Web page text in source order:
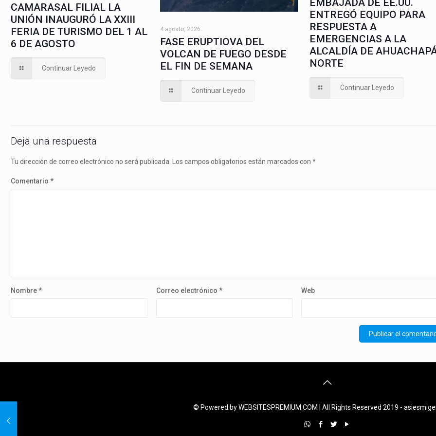
CAMARASAL FILIAL LA
UNIÓN INAUGURÓ LA XXIII
FERIA DE TURISMO DEL 1 AL
6 DE AGOSTO
Continuar Leyedo
4 agosto, 2026
FASE ERUPTIOVA DEL
VOLCAN DE FUEGO DESDE
EL FIN DE SEMANA
Continuar Leyedo
ENTREGÓ EQUIPO PARA
RESPUESTA A
EMERGENCIAS A LA
ALCALDÍA DE
NORTE
Continuar Leyedo
Deja una respuesta
Tu dirección de correo electrónico no será publicada. Los campos obligatorios están marcados con *
Comentario *
Nombre* Correo electrónico * Web
© Powered by WEBSITESPREMIUM.COM | All Rights Reserved 2019 -